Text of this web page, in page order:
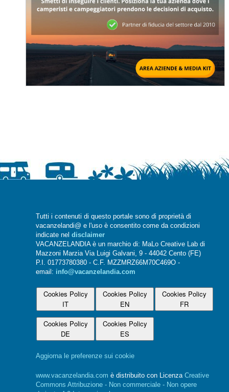
Tutti i contenuti di questo portale sono di proprietà di
vacanzelandi@ e l'uso è consentito come da condizioni
indicate nel disclaimer
VACANZELANDIA è un marchio di: MaLo Creative Lab di
Mazzoni Marzia Via Luigi Galvani, 9 - 44042 Cento (FE)
P.I. 01773780380 - C.F. MZZMRZ66M70C469O -
email: info@vacanzelandia.com
Cookies Policy
IT
Cookies Policy
EN
Cookies Policy
FR
Cookies Policy
DE
Cookies Policy
ES
Aggiorna le preferenze sui cookie
www.vacanzelandia.com è distribuito con Licenza Creative
Commons Attribuzione - Non commerciale - Non opere